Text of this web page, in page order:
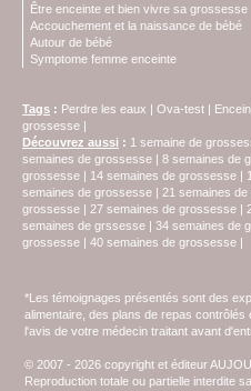
Être enceinte et bien vivre sa grossesse
Accouchement et la naissance de bébé
Autour de bébé
Symptome femme enceinte
Tags : Perdre les eaux | Ova-test |
grossesse |
Découvrez aussi : 1 semaine de
semaines de grossesse | 8 semaines de
grossesse | 14 semaines de grossesse |
semaines de grossesse | 21 semaines
grossesse | 27 semaines de grossesse |
semaines de grssesse | 34 semaines de
grossesse | 40 semaines de grossesse |
*Les témoignages présentés sont des
alimentaire, des plans de repas
l'avis de votre médecin traitant avant
© 2007 - 2026 copyright et éditeur
Reproduction totale ou partielle interdite